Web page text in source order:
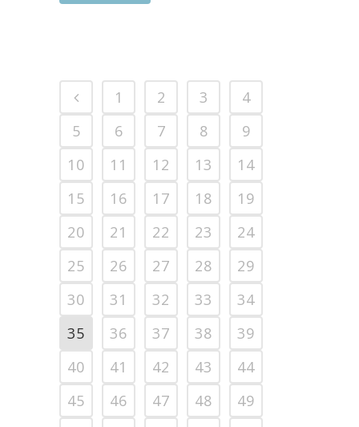
1 2 3
4
5
6 7 8
9
10
11 12 13
14
15
16 17 18
19
20
21 22 23
24
25
26 27 28
29
30
31 32 33
34
35
36 37 38
39
40
41 42 43
44
45
46 47 48
49